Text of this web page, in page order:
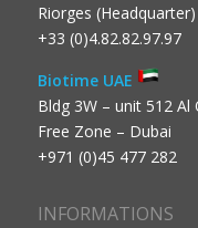
Riorges (Headquarter)
+33 (0)4.82.82.97.97
Biotime UAE
Bldg 3W – unit 512
Free Zone – Dubai
+971 (0)45 477 282
INFORMATIONS